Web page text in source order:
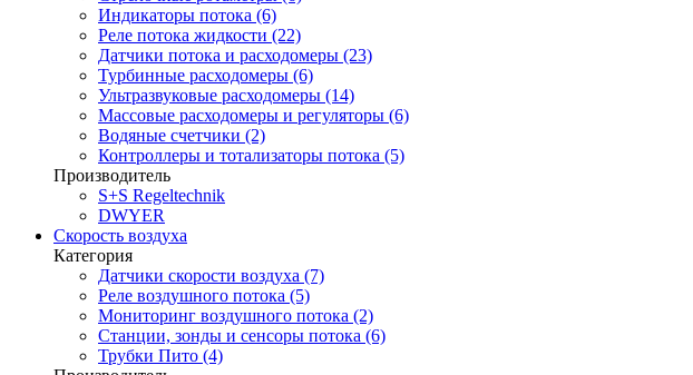
Индикаторы потока (6)
Реле потока жидкости (22)
Датчики потока и расходомеры (23)
Турбинные расходомеры (6)
Ультразвуковые расходомеры (14)
Массовые расходомеры и регуляторы (6)
Водяные счетчики (2)
Контроллеры и тотализаторы потока (5)
Производитель
S+S Regeltechnik
DWYER
Скорость воздуха
Категория
Датчики скорости воздуха (7)
Реле воздушного потока (5)
Мониторинг воздушного потока (2)
Станции, зонды и сенсоры потока (6)
Трубки Пито (4)